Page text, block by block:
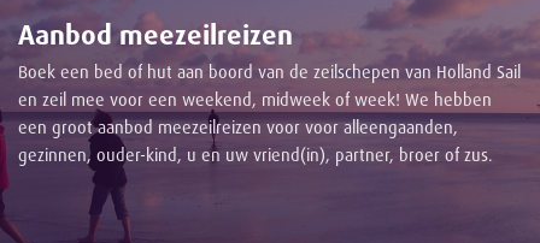
Aanbod meezeilreizen
Boek een bed of hut aan boord van de zeilschepen van Holland Sail
en zeil mee voor een weekend, midweek of week! We hebben
een groot aanbod meezeilreizen voor voor alleengaanden,
gezinnen, ouder-kind, u en uw vriend(in), partner, broer of zus.